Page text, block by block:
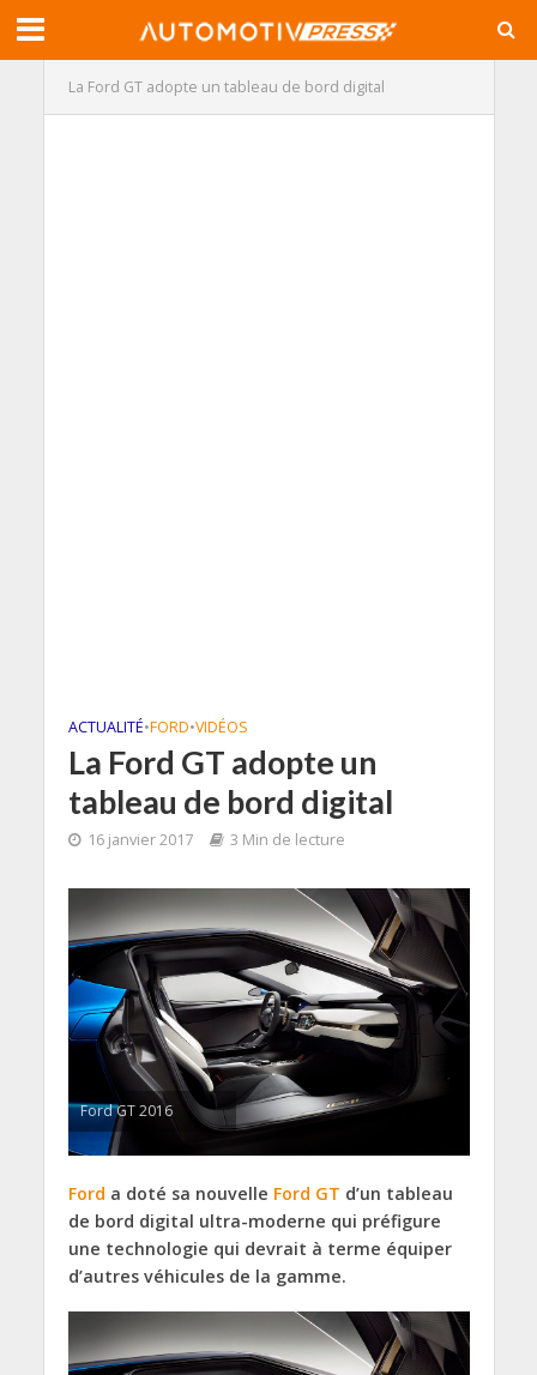
La Ford GT adopte un tableau de bord digital
ACTUALITÉ•FORD•VIDÉOS
La Ford GT adopte un
tableau de bord digital
16 janvier 2017 3 Min de lecture
Ford GT 2016
Ford a doté sa nouvelle Ford GT d’un tableau
de bord digital ultra-moderne qui préfigure
une technologie qui devrait à terme équiper
d’autres véhicules de la gamme.